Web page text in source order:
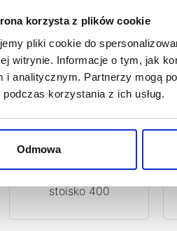
korzysta z plików cookie
pliki cookie do
witrynie. Informacje o tym, jak
i analitycznym. Partnerzy mogą
korzystania z ich usług.
Odmowa
AmRest
stoisko B1
GPEC FM
stoisko 400